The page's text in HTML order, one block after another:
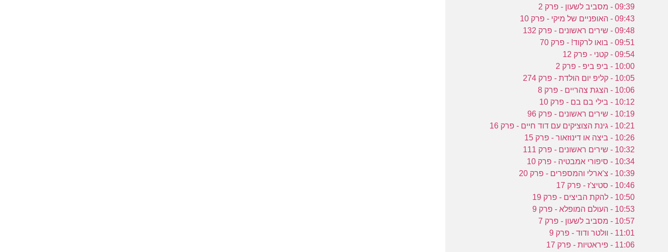
09:39 - מסביב לשעון - פרק 2
09:43 - האופניים של מיקי - פרק 10
09:48 - שירים ראשונים - פרק 132
09:51 - בואו לרקוד! - פרק 70
09:54 - קטני - פרק 12
10:00 - ביפ ביפ - פרק 2
10:05 - קליפ יום הולדת - פרק 274
10:06 - הצגת צהריים - פרק 8
10:12 - בילי בם בם - פרק 10
10:19 - שירים ראשונים - פרק 96
10:21 - גינת הצוציקים עם דוד חיים - פרק 16
10:26 - ביצה או דינוזאור - פרק 15
10:32 - שירים ראשונים - פרק 111
10:34 - סיפורי אמבטיה - פרק 10
10:39 - צ'ארלי והמספרים - פרק 20
10:46 - סטיצ'ז - פרק 17
10:50 - להקת הביצים - פרק 19
10:53 - העולם המופלא - פרק 9
10:57 - מסביב לשעון - פרק 7
11:01 - וולטר ודוד - פרק 9
11:06 - פיראטיות - פרק 17